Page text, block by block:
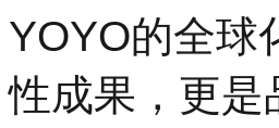
YOYO的全球
性成果，更是